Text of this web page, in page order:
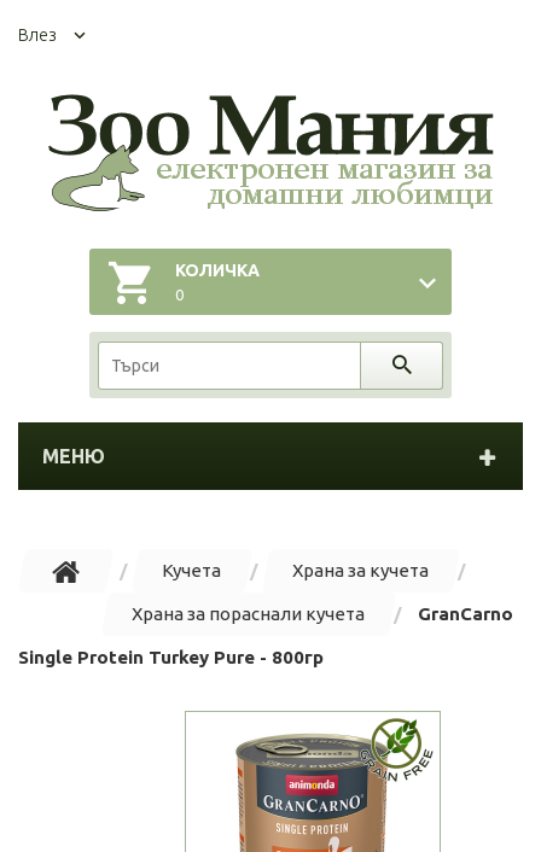
Влез
КОЛИЧКА
0
МЕНЮ
Кучета Храна за кучета
Храна за пораснали кучета GranCarno
Single Protein Turkey Pure - 800гр